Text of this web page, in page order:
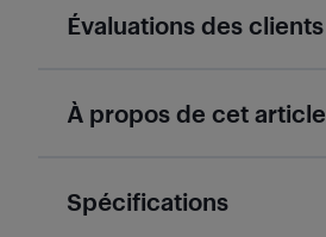
Évaluations des clients
À propos de cet article
Spécifications